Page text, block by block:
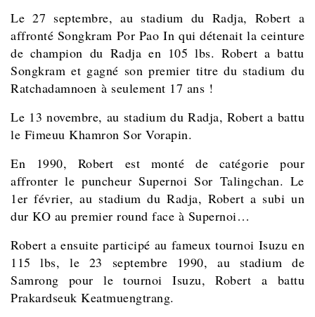
Le 27 septembre, au stadium du Radja, Robert a
affronté Songkram Por Pao In qui détenait la ceinture
de champion du Radja en 105 lbs. Robert a battu
Songkram et gagné son premier titre du stadium du
Ratchadamnoen à seulement 17 ans !
Le 13 novembre, au stadium du Radja, Robert a battu
le Fimeuu Khamron Sor Vorapin.
En 1990, Robert est monté de catégorie pour
affronter le puncheur Supernoi Sor Talingchan. Le
1er février, au stadium du Radja, Robert a subi un
dur KO au premier round face à Supernoi…
Robert a ensuite participé au fameux tournoi Isuzu en
115 lbs, le 23 septembre 1990, au stadium de
Samrong pour le tournoi Isuzu, Robert a battu
Prakardseuk Keatmuengtrang.